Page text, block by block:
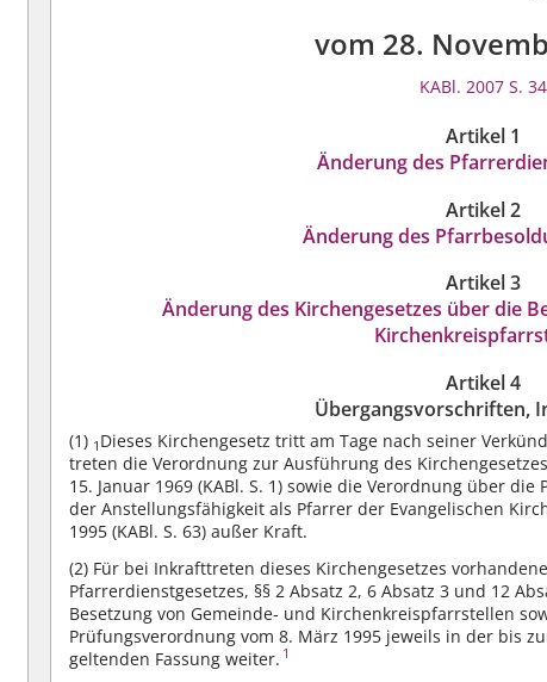
vom 28.
KABl. 2007 S. 34
Artikel 1
Änderung des
Artikel 2
Änderung des
Artikel 3
Änderung des Kirchengesetzes über die
Artikel 4
Übergangsvorschriften,
(1) 1 Dieses Kirchengesetz tritt am Tage nach seiner
treten die Verordnung zur Ausführung des
15. Januar 1969 (KABl. S. 1) sowie die Verordnung über
der Anstellungsfähigkeit als Pfarrer der Evangelischen
1995 (KABl. S. 63) außer Kraft.
(2) Für bei Inkrafttreten dieses Kirchengesetzes
Pfarrerdienstgesetzes, §§ 2 Absatz 2, 6 Absatz 3 und 12
Besetzung von Gemeinde- und Kirchenkreispfarrstellen
Prüfungsverordnung vom 8. März 1995 jeweils in der bis
geltenden Fassung weiter. 1